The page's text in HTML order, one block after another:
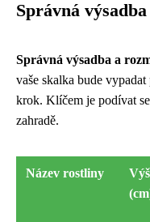
Správná
Správná výsadba a
vaše skalka bude
krok. Klíčem je podívat
zahradě.
Název rostliny